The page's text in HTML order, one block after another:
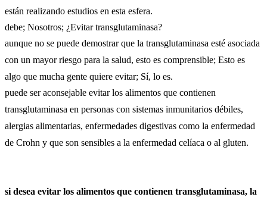
están realizando estudios en esta esfera.
debe; Nosotros; ¿Evitar transglutaminasa?
aunque no se puede demostrar que la transglutaminasa esté asociada
con un mayor riesgo para la salud, esto es comprensible; Esto es
algo que mucha gente quiere evitar; Sí, lo es.
puede ser aconsejable evitar los alimentos que contienen
transglutaminasa en personas con sistemas inmunitarios débiles,
alergias alimentarias, enfermedades digestivas como la enfermedad
de Crohn y que son sensibles a la enfermedad celíaca o al gluten.
si desea evitar los alimentos que contienen transglutaminasa, la